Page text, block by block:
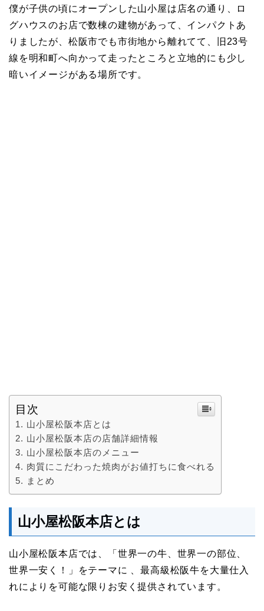
僕が子供の頃にオープンした山小屋は店名の通り、ロ
グハウスのお店で数棟の建物があって、インパクトあ
りましたが、松阪市でも市街地から離れてて、旧23号
線を明和町へ向かって走ったところと立地的にも少し
暗いイメージがある場所です。
目次
山小屋松阪本店とは
山小屋松阪本店の店舗詳細情報
山小屋松阪本店のメニュー
肉質にこだわった焼肉がお値打ちに食べれる
まとめ
山小屋松阪本店とは
山小屋松阪本店では、「世界一の牛、世界一の部位、
世界一安く！」をテーマに 、最高級松阪牛を大量仕入
れによりを可能な限りお安く提供されています。